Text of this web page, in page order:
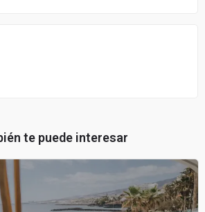
te puede interesar